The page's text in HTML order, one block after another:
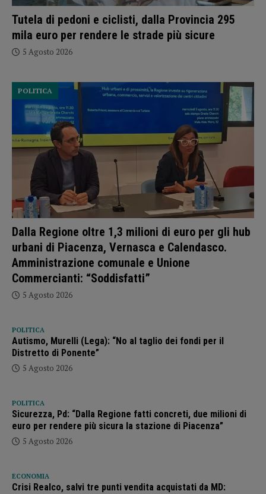
Tutela di pedoni e ciclisti, dalla Provincia 295
mila euro per rendere le strade più sicure
5 Agosto 2026
Dalla Regione oltre 1,3 milioni di euro per gli hub
urbani di Piacenza, Vernasca e Calendasco.
Amministrazione comunale e Unione
Commercianti: “Soddisfatti”
POLITICA
5 Agosto 2026
POLITICA
Autismo, Murelli (Lega): “No al taglio dei fondi per il
Distretto di Ponente”
5 Agosto 2026
POLITICA
Sicurezza, Pd: “Dalla Regione fatti concreti, due milioni di
euro per rendere più sicura la stazione di Piacenza”
5 Agosto 2026
ECONOMIA
Crisi Realco, salvi tre punti vendita acquistati da MD: